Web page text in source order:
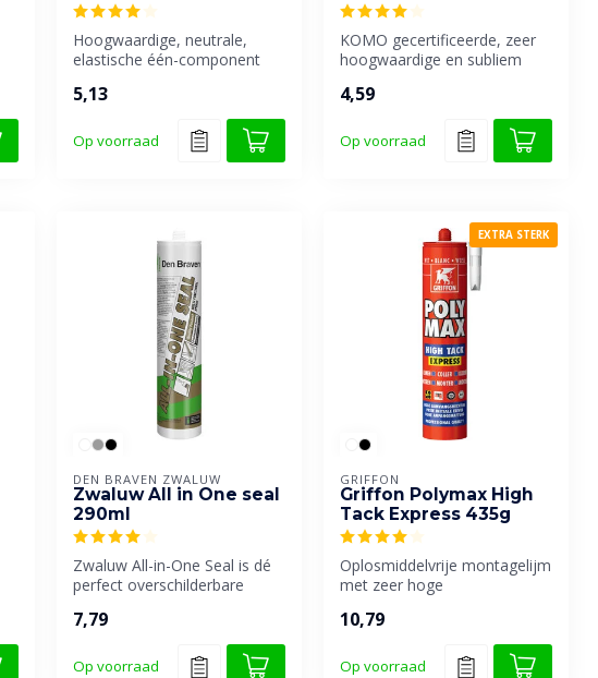
Hoogwaardige, neutrale,
elastische één-component
basis...
5,13
Op voorraad
KOMO gecertificeerde, zeer
hoogwaardige en subliem
afdichtingsk...
4,59
Op voorraad
DEN BRAVEN ZWALUW
Zwaluw All in One seal
290ml
Zwaluw All-in-One Seal is dé
perfect overschilderbare
7,79
Op voorraad
EXTRA STERK
GRIFFON
Griffon Polymax High
Tack Express 435g
Oplosmiddelvrije montagelijm
met zeer hoge
snelle sterk...
10,79
Op voorraad